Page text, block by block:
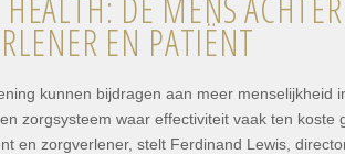
EN PATIËNT
kunnen bijdragen aan meer menselijkheid
zorgsysteem waar effectiviteit vaak ten koste
en zorgverlener, stelt Ferdinand Lewis,